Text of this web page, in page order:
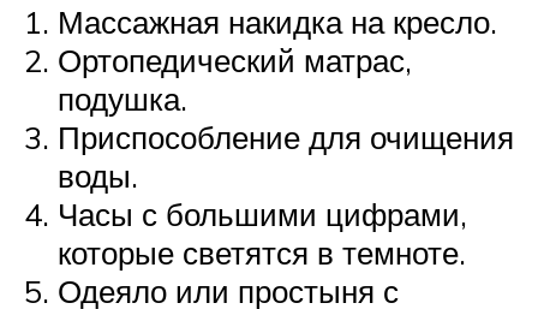
Массажная накидка на кресло.
Ортопедический матрас,
подушка.
Приспособление для очищения
воды.
Часы с большими цифрами,
которые светятся в темноте.
Одеяло или простыня с